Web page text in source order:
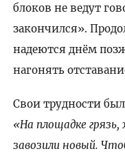
блоков не ведут
закончился».
надеются днём
нагонять
Свои трудности
«На площадке
завозили новый.